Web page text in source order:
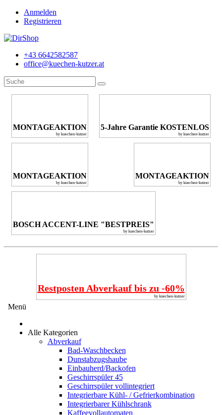
Anmelden
Registrieren
+43 6642582587
office@kuechen-kutzer.at
MONTAGEAKTION
by kuechen-kutzer
5-Jahre Garantie KOSTENLOS
by kuechen-kutzer
MONTAGEAKTION
by kuechen-kutzer
MONTAGEAKTION
by kuechen-kutzer
BOSCH ACCENT-LINE "BESTPREIS"
by kuechen-kutzer
Restposten Abverkauf bis zu -60%
by kuechen-kutzer
Menü
Alle Kategorien
Abverkauf
Bad-Waschbecken
Dunstabzugshaube
Einbauherd/Backofen
Geschirrspüler 45
Geschirrspüler vollintegriert
Integrierbare Kühl- / Gefrierkombination
Integrierbarer Kühlschrank
Kaffeevollautomaten